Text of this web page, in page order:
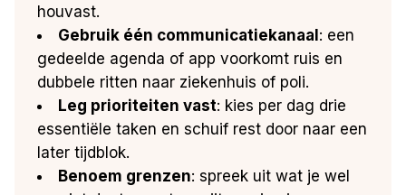
houvast.
Gebruik één communicatiekanaal: een
gedeelde agenda of app voorkomt ruis en
dubbele ritten naar ziekenhuis of poli.
Leg prioriteiten vast: kies per dag drie
essentiële taken en schuif rest door naar een
later tijdblok.
Benoem grenzen: spreek uit wat je wel